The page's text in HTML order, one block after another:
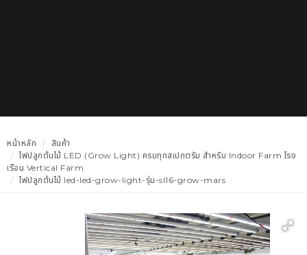
หน้าหลัก
สินค้า
ไฟปลูกต้นไม้ LED (Grow Light) ครบทุกสเปกตรัม สำหรับ Indoor Farm โรง
เรือน Vertical Farm
ไฟปลูกต้นไม้ led-led-grow-light-รุ่น-sl16-grow-mars